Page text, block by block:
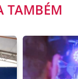
TAMBÉM